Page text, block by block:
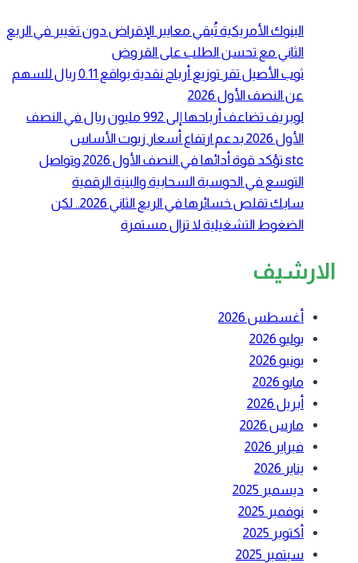
البنوك الأمريكية تُبقي معايير الإقراض دون تغيير في الربع
الثاني مع تحسن الطلب على القروض
ثوب الأصيل تقر توزيع أرباح نقدية بواقع 0.11 ريال للسهم
عن النصف الأول 2026
لوبريف تضاعف أرباحها إلى 992 مليون ريال في النصف
الأول 2026 بدعم ارتفاع أسعار زيوت الأساس
stc تؤكد قوة أدائها في النصف الأول 2026 وتواصل
التوسع في الحوسبة السحابية والبنية الرقمية
سابك تقلص خسائرها في الربع الثاني 2026.. لكن
الضغوط التشغيلية لا تزال مستمرة
الارشيف
أغسطس 2026
يوليو 2026
يونيو 2026
مايو 2026
أبريل 2026
مارس 2026
فبراير 2026
يناير 2026
ديسمبر 2025
نوفمبر 2025
أكتوبر 2025
سبتمبر 2025